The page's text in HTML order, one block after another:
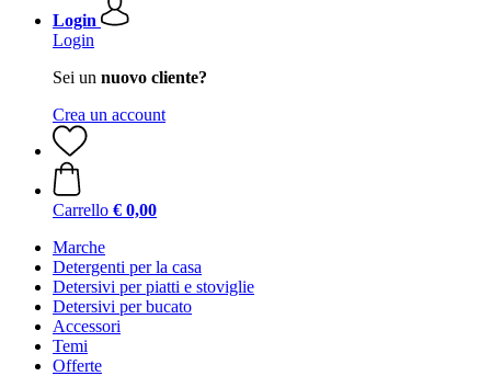
Login
Login
Sei un nuovo cliente?
Crea un account
Carrello € 0,00
Marche
Detergenti per la casa
Detersivi per piatti e stoviglie
Detersivi per bucato
Accessori
Temi
Offerte